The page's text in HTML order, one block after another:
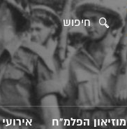
חיפוש
מוזיאון הפלמ"ח